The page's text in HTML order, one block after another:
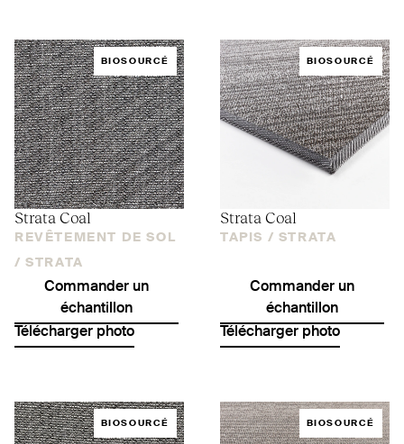
BIOSOURCÉ
Strata Coal
REVÊTEMENT DE SOL
/ STRATA
Commander un
échantillon
Télécharger photo
BIOSOURCÉ
Strata Coal
TAPIS / STRATA
Commander un
échantillon
Télécharger photo
BIOSOURCÉ BIOSOURCÉ